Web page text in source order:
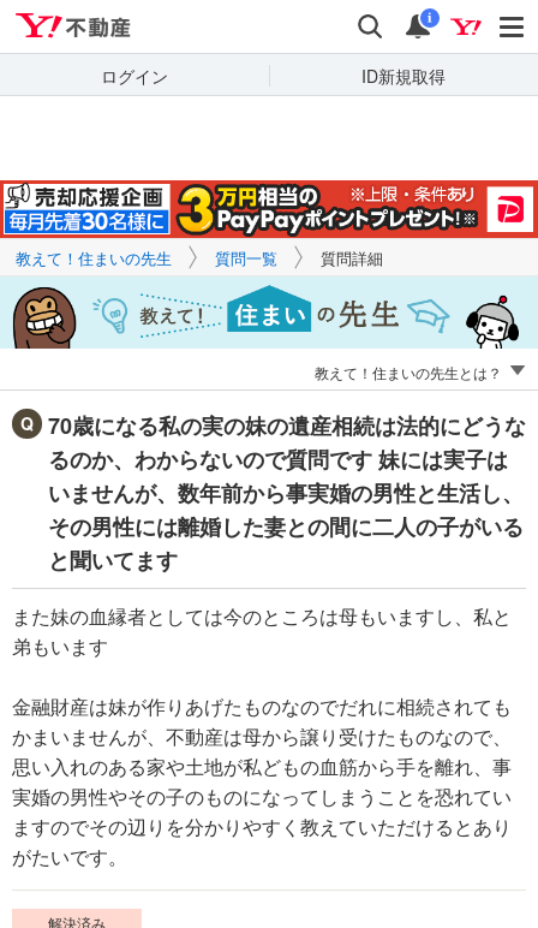
検索 通知
i
ログイン ID新規取得
キーワードで
質問を探す
教えて！住まいの先生 質問一覧 質問詳細
教えて！住まいの先生とは？
70歳になる私の実の妹の遺産相続は法的にどうな
るのか、わからないので質問です 妹には実子は
いませんが、数年前から事実婚の男性と生活し、
その男性には離婚した妻との間に二人の子がいる
と聞いてます
また妹の血縁者としては今のところは母もいますし、私と
弟もいます
金融財産は妹が作りあげたものなのでだれに相続されても
かまいませんが、不動産は母から譲り受けたものなので、
思い入れのある家や土地が私どもの血筋から手を離れ、事
実婚の男性やその子のものになってしまうことを恐れてい
ますのでその辺りを分かりやすく教えていただけるとあり
がたいです。
解決済み